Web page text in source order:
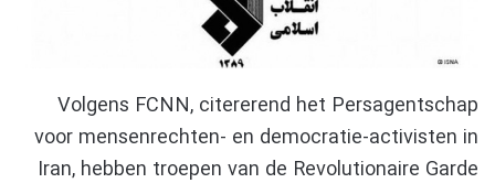
Volgens FCNN, citererend het Persagentschap
voor mensenrechten- en democratie-activisten in
Iran, hebben troepen van de Revolutionaire Garde